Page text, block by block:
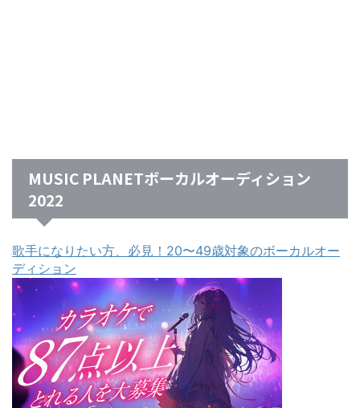
MUSIC PLANETボーカルオーディション
2022
歌手になりたい方、必見！20〜49歳対象のボーカルオー
ディション